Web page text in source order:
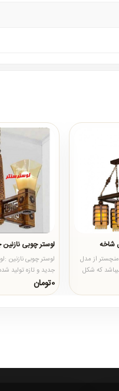
شاخه
از مدل
که شکل
لوستر چوبی
لوستر چوبی نازنین
جدید و تازه تولید
با بدنه ای از جن..
0تومان